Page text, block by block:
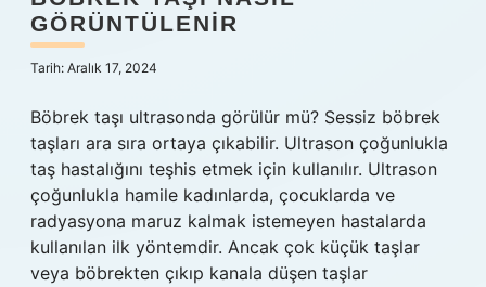
GÖRÜNTÜLENIR
Tarih: Aralık 17, 2024
Böbrek taşı ultrasonda görülür mü? Sessiz böbrek
taşları ara sıra ortaya çıkabilir. Ultrason çoğunlukla
taş hastalığını teşhis etmek için kullanılır. Ultrason
çoğunlukla hamile kadınlarda, çocuklarda ve
radyasyona maruz kalmak istemeyen hastalarda
kullanılan ilk yöntemdir. Ancak çok küçük taşlar
veya böbrekten çıkıp kanala düşen taşlar